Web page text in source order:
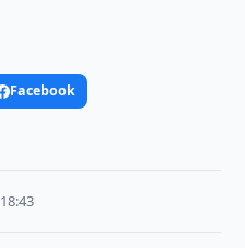
Facebook